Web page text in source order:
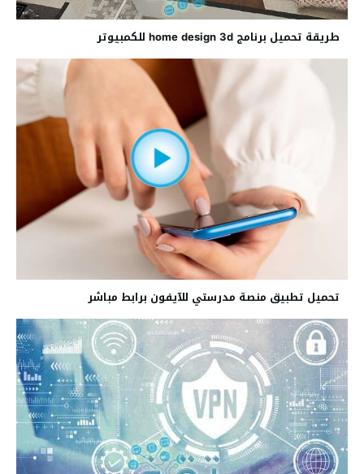
طريقة تحميل برنامج home design 3d للكمبيوتر
تحميل تطبيق منصة مدرستي للآيفون برابط مباشر